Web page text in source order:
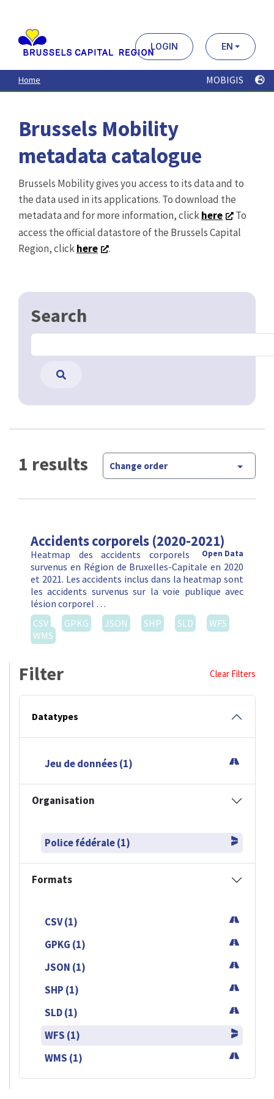
contenu
principal
LOGIN EN
Home MOBIGIS
Brussels Mobility
metadata catalogue
Brussels Mobility gives you access to its data and to
the data used in its applications. To download the
metadata and for more information, clickhere
To
access the official datastore of the Brussels Capital
Region, clickhere .
Search
1 results Change order
Accidents corporels (2020-2021)
Open Data
Heatmap des accidents corporels
survenus en Région de Bruxelles-Capitale en 2020
et 2021. Les accidents inclus dans la heatmap sont
les accidents survenus sur la voie publique avec
lésion corporel …
CSV
GPKG JSON SHP SLD
WFS
WMS
Filter Clear Filters
Datatypes
Jeu de données (1)
Organisation
Police fédérale (1)
Formats
CSV (1)
GPKG (1)
JSON (1)
SHP (1)
SLD (1)
WFS (1)
WMS (1)